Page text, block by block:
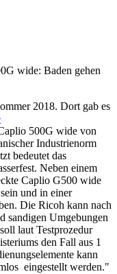
wide: Baden gehen
2018. Dort gab es
500G wide von
Industrienorm
bedeutet das
Neben einem
Caplio G500 wide
und in einer
Die Ricoh kann nach
sandigen Umgebungen
laut Testprozedur
den Fall aus 1
kann
eingestellt werden."